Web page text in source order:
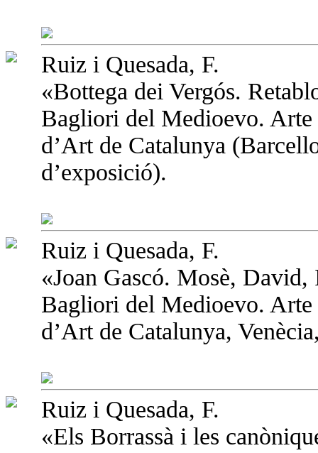
Ruiz i Quesada, F.
«Bottega dei Vergós.
Bagliori del Medioevo.
d’Art de Catalunya
d’exposició).
Ruiz i Quesada, F.
«Joan Gascó. Mosè, David,
Bagliori del Medioevo.
d’Art de Catalunya,
Ruiz i Quesada, F.
«Els Borrassà i les